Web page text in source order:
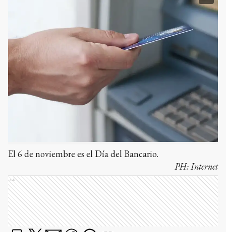
El 6 de noviembre es el Día del Bancario.
PH:Internet
Ads